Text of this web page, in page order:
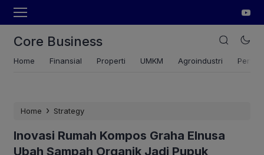
Core Business
Home Finansial Properti UMKM Agroindustri
Home › Strategy
Inovasi Rumah Kompos Graha Elnusa
Ubah Sampah Organik Jadi Pupuk